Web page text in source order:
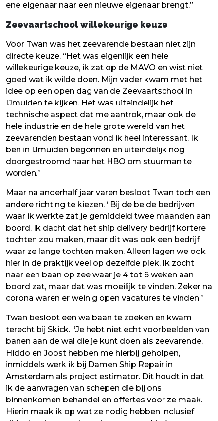
ene eigenaar naar een nieuwe eigenaar brengt.”
Zeevaartschool willekeurige keuze
Voor Twan was het zeevarende bestaan niet zijn
directe keuze. “Het was eigenlijk een hele
willekeurige keuze, ik zat op de MAVO en wist niet
goed wat ik wilde doen. Mijn vader kwam met het
idee op een open dag van de Zeevaartschool in
IJmuiden te kijken. Het was uiteindelijk het
technische aspect dat me aantrok, maar ook de
hele industrie en de hele grote wereld van het
zeevarenden bestaan vond ik heel interessant. Ik
ben in IJmuiden begonnen en uiteindelijk nog
doorgestroomd naar het HBO om stuurman te
worden.”
Maar na anderhalf jaar varen besloot Twan toch een
andere richting te kiezen. “Bij de beide bedrijven
waar ik werkte zat je gemiddeld twee maanden aan
boord. Ik dacht dat het ship delivery bedrijf kortere
tochten zou maken, maar dit was ook een bedrijf
waar ze lange tochten maken. Alleen lagen we ook
hier in de praktijk veel op dezelfde plek. Ik zocht
naar een baan op zee waar je 4 tot 6 weken aan
boord zat, maar dat was moeilijk te vinden. Zeker na
corona waren er weinig open vacatures te vinden.”
Twan besloot een walbaan te zoeken en kwam
terecht bij Skick. “Je hebt niet echt voorbeelden van
banen aan de wal die je kunt doen als zeevarende.
Hiddo en Joost hebben me hierbij geholpen,
inmiddels werk ik bij Damen Ship Repair in
Amsterdam als project estimator. Dit houdt in dat
ik de aanvragen van schepen die bij ons
binnenkomen behandel en offertes voor ze maak.
Hierin maak ik op wat ze nodig hebben inclusief